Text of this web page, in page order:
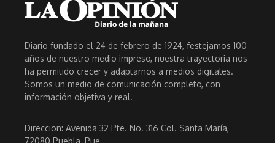
Diario fundado el 24 de febrero de 1924, festejamos 100
años de nuestro medio impreso, nuestra trayectoria nos
ha permitido crecer y adaptarnos a medios digitales.
Somos un medio de comunicación completo, con
información objetiva y real.
Direccion: Avenida 32 Pte. No. 316 Col. Santa María,